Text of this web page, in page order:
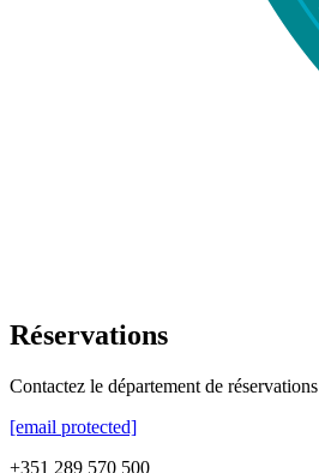
Réservations
Contactez le département de réservations
[email protected]
+351 289 570 500